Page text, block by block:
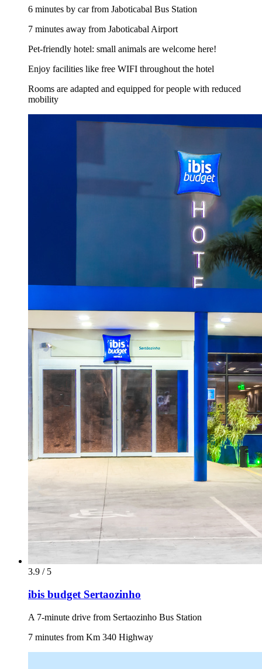
6 minutes by car from Jaboticabal Bus Station
7 minutes away from Jaboticabal Airport
Pet-friendly hotel: small animals are welcome here!
Enjoy facilities like free WIFI throughout the hotel
Rooms are adapted and equipped for people with reduced
mobility
3.9 / 5
ibis budget Sertaozinho
A 7-minute drive from Sertaozinho Bus Station
7 minutes from Km 340 Highway